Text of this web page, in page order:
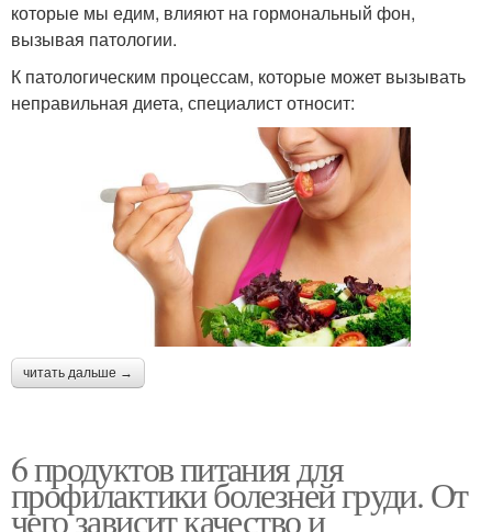
которые мы едим, влияют на гормональный фон,
вызывая патологии.
К патологическим процессам, которые может вызывать
неправильная диета, специалист относит:
читать дальше →
6 продуктов питания для
профилактики болезней груди. От
чего зависит качество и